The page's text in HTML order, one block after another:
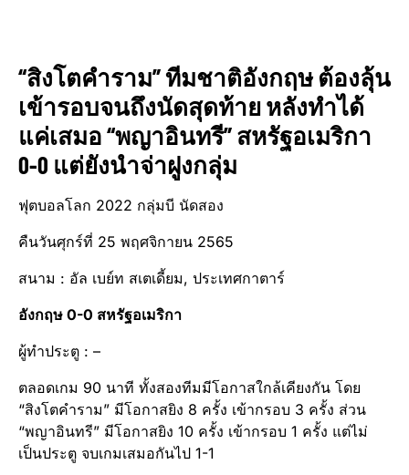
“สิงโตคำราม” ทีมชาติอังกฤษ ต้องลุ้น
เข้ารอบจนถึงนัดสุดท้าย หลังทำได้
แค่เสมอ “พญาอินทรี” สหรัฐอเมริกา
0-0 แต่ยังนำจ่าฝูงกลุ่ม
ฟุตบอลโลก 2022 กลุ่มบี นัดสอง
คืนวันศุกร์ที่ 25 พฤศจิกายน 2565
สนาม : อัล เบย์ท สเตเดี้ยม, ประเทศกาตาร์
อังกฤษ 0-0 สหรัฐอเมริกา
ผู้ทำประตู : –
ตลอดเกม 90 นาที ทั้งสองทีมมีโอกาสใกล้เคียงกัน โดย
“สิงโตคำราม” มีโอกาสยิง 8 ครั้ง เข้ากรอบ 3 ครั้ง ส่วน
“พญาอินทรี” มีโอกาสยิง 10 ครั้ง เข้ากรอบ 1 ครั้ง แต่ไม่
เป็นประตู จบเกมเสมอกันไป 1-1